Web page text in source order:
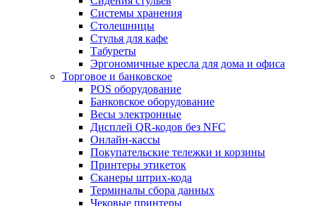
Системы хранения
Столешницы
Стулья для кафе
Табуреты
Эргономичные кресла для дома и офиса
Торговое и банковское
POS оборудование
Банковское оборудование
Весы электронные
Дисплей QR-кодов без NFC
Онлайн-кассы
Покупательские тележки и корзины
Принтеры этикеток
Сканеры штрих-кода
Терминалы сбора данных
Чековые принтеры